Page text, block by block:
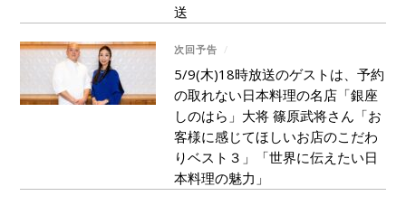
送
次回予告 /
5/9(木)18時放送のゲストは、予約
の取れない日本料理の名店「銀座
しのはら」大将 篠原武将さん「お
客様に感じてほしいお店のこだわ
りベスト３」「世界に伝えたい日
本料理の魅力」